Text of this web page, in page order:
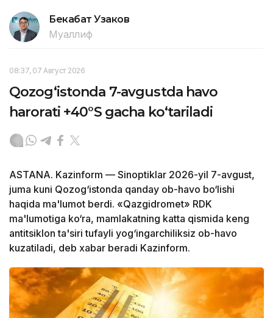
Бекабат Узаков
Муаллиф
08:37, 07 Август 2026
Qozog‘istonda 7-avgustda havo
harorati +40°S gacha ko‘tariladi
ASTANA. Kazinform — Sinoptiklar 2026-yil 7-avgust,
juma kuni Qozog‘istonda qanday ob-havo bo‘lishi
haqida ma'lumot berdi. «Qazgidromet» RDK
ma'lumotiga ko‘ra, mamlakatning katta qismida keng
antitsiklon ta'siri tufayli yog‘ingarchiliksiz ob-havo
kuzatiladi, deb xabar beradi Kazinform.